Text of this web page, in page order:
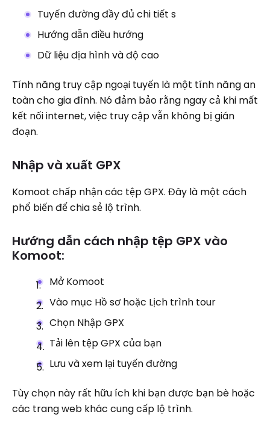
Tuyến đường đầy đủ chi tiết s
Hướng dẫn điều hướng
Dữ liệu địa hình và độ cao
Tính năng truy cập ngoại tuyến là một tính năng an
toàn cho gia đình. Nó đảm bảo rằng ngay cả khi mất
kết nối internet, việc truy cập vẫn không bị gián
đoạn.
Nhập và xuất GPX
Komoot chấp nhận các tệp GPX. Đây là một cách
phổ biến để chia sẻ lộ trình.
Hướng dẫn cách nhập tệp GPX vào
Komoot:
Mở Komoot
Vào mục Hồ sơ hoặc Lịch trình tour
Chọn Nhập GPX
Tải lên tệp GPX của bạn
Lưu và xem lại tuyến đường
Tùy chọn này rất hữu ích khi bạn được bạn bè hoặc
các trang web khác cung cấp lộ trình.